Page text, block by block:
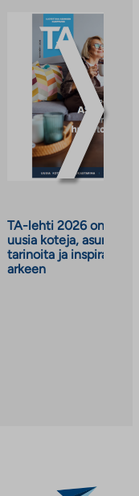
TA-lehti 2026 on
uusia koteja, asumisen
tarinoita ja
arkeen